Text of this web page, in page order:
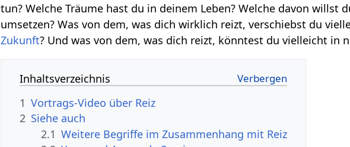
tun? Welche Träume hast du in deinem Leben? Welche davon willst
umsetzen? Was von dem, was dich wirklich reizt, verschiebst du
Zukunft? Und was von dem, was dich reizt, könntest du vielleicht in
Inhaltsverzeichnis
1
2 Siehe auch
2.1